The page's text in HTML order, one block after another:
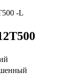
-L